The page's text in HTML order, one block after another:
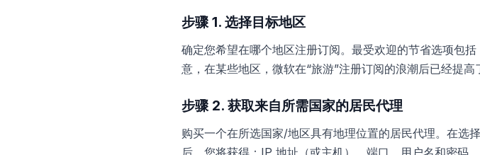
步骤 1. 选择目标地区
确定您希望在哪个地区注册订阅。最受欢迎的节省选项包
意，在某些地区，微软在“旅游”注册订阅的浪潮后已经提
步骤 2. 获取来自所需国家的居民代理
购买一个在所选国家/地区具有地理位置的居民代理。在选